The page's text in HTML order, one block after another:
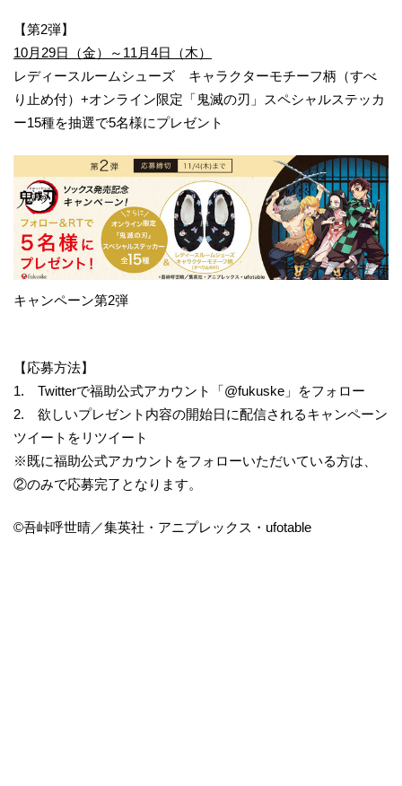
【第2弾】
10月29日（金）～11月4日（木）
レディースルームシューズ キャラクターモチーフ柄（すべ
り止め付）+オンライン限定「鬼滅の刃」スペシャルステッカ
ー15種を抽選で5名様にプレゼント
キャンペーン第2弾
【応募方法】
1. Twitterで福助公式アカウント「@fukuske」をフォロー
2. 欲しいプレゼント内容の開始日に配信されるキャンペーン
ツイートをリツイート
※既に福助公式アカウントをフォローいただいている方は、
②のみで応募完了となります。
©吾峠呼世晴／集英社・アニプレックス・ufotable